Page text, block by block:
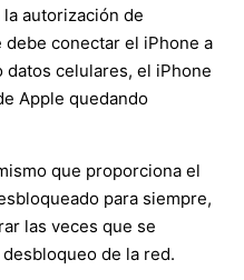
autorización de
conectar el iPhone a
celulares, el iPhone
Apple quedando
que proporciona el
para siempre,
las veces que se
de la red.